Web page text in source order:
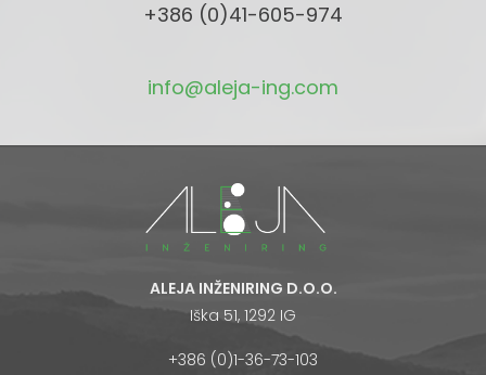
+386 (0)41-605-974
info@aleja-ing.com
ALEJA INŽENIRING D.O.O.
Iška 51, 1292 IG
+386 (0)1-36-73-103